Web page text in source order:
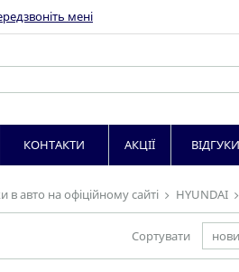
авто на офіційному сайті HYUNDAI
Сортувати
мені
КОНТАКТИ АКЦІЇ ВІДГУКИ